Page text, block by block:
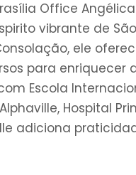
Office
vibrante de
ele
para enriquecer
Escola
Hospital
adiciona